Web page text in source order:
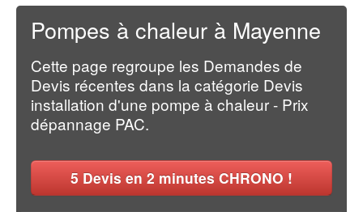
Pompes à chaleur à Mayenne
Cette page regroupe les Demandes de
Devis récentes dans la catégorie Devis
installation d'une pompe à chaleur - Prix
dépannage PAC.
5 Devis en 2 minutes CHRONO !